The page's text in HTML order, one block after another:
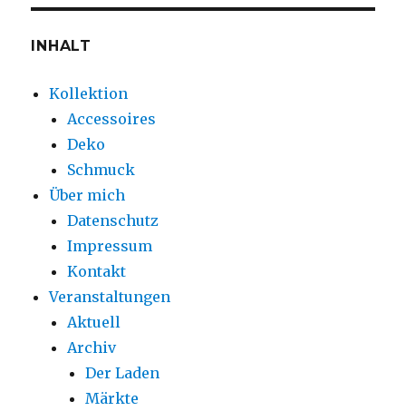
INHALT
Kollektion
Accessoires
Deko
Schmuck
Über mich
Datenschutz
Impressum
Kontakt
Veranstaltungen
Aktuell
Archiv
Der Laden
Märkte